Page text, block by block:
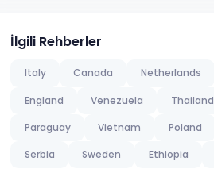
İlgili Rehberler
Italy Canada Netherlands
England Venezuela Thailand
Paraguay Vietnam Poland
Serbia Sweden Ethiopia